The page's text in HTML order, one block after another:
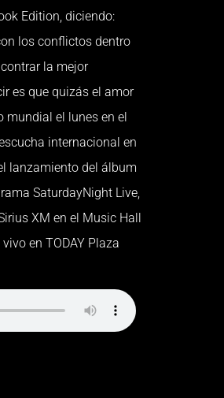
Edition, diciendo:
los conflictos dentro
la mejor
es que quizás el amor
mundial el lunes en el
internacional en
lanzamiento del álbum
SaturdayNight Live,
XM en el Music Hall
en TODAY Plaza